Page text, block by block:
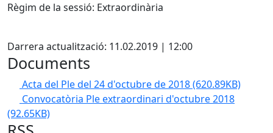
Règim de la sessió: Extraordinària
Darrera actualització: 11.02.2019 | 12:00
Documents
Acta del Ple del 24 d'octubre de 2018(620.89KB)
Convocatòria Ple extraordinari d'octubre 2018
(92.65KB)